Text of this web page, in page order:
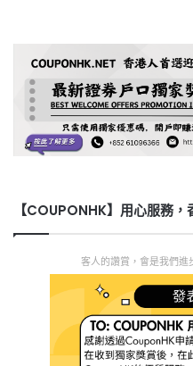
【COUPONHK】用心服務
客人的讚賞，會是我們進